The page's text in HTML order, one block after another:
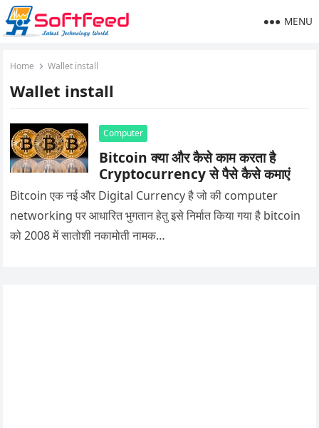
MENU
Home Wallet install
Wallet install
Computer
Bitcoin क्या और कैसे काम करता है
Cryptocurrency से पैसे कैसे कमाएं
Bitcoin एक नई और Digital Currency है जो की computer
networking पर आधारित भुगतान हेतु इसे निर्मात किया गया है bitcoin
को 2008 में सातोशी नकामोती नामक…